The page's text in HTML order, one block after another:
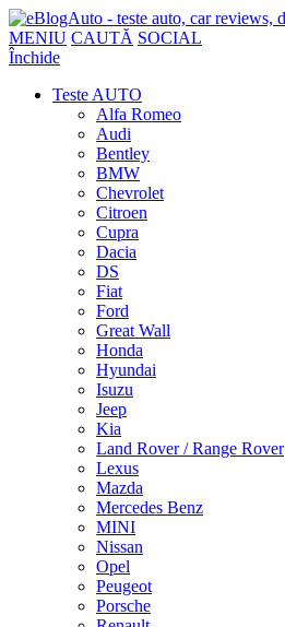
MENIU CAUTĂ SOCIAL
Închide
Teste AUTO
Alfa Romeo
Audi
Bentley
BMW
Chevrolet
Citroen
Cupra
Dacia
DS
Fiat
Ford
Great Wall
Honda
Hyundai
Isuzu
Jeep
Kia
Land Rover / Range Rover
Lexus
Mazda
Mercedes Benz
MINI
Nissan
Opel
Peugeot
Porsche